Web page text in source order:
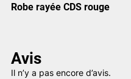
Robe rayée CDS rouge
Avis
Il n’y a pas encore d’avis.